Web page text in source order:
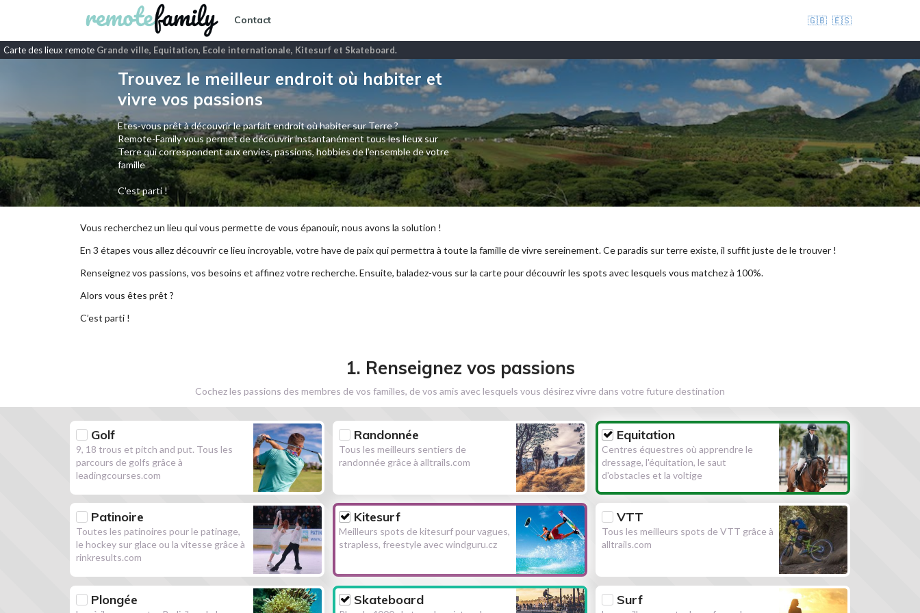
Contact 🇬🇧 🇪🇸
Carte des lieux remote Grande ville, Equitation, Ecole internationale, Kitesurf et Skateboard.
Trouvez le meilleur endroit où habiter et
vivre vos passions
Etes-vous prêt à découvrir le parfait endroit où habiter sur Terre ?
Remote-Family vous permet de découvrir instantanément tous les lieux sur
Terre qui correspondent aux envies, passions, hobbies de l’ensemble de votre
famille
C'est parti !
Vous recherchez un lieu qui vous permette de vous épanouir, nous avons la solution !
En 3 étapes vous allez découvrir ce lieu incroyable, votre have de paix qui permettra à toute la famille de vivre sereinement. Ce paradis sur terre existe, il suffit juste de le trouver !
Renseignez vos passions, vos besoins et affinez votre recherche. Ensuite, baladez-vous sur la carte pour découvrir les spots avec lesquels vous matchez à 100%.
Alors vous êtes prêt ?
C’est parti !
1. Renseignez vos passions
Cochez les passions des membres de vos familles, de vos amis avec lesquels vous désirez vivre dans votre future destination
Golf
9, 18 trous et pitch and put. Tous les
parcours de golfs grâce à
leadingcourses.com
Randonnée
Tous les meilleurs sentiers de
randonnée grâce à alltrails.com
Equitation
Centres équestres où apprendre le
dressage, l'équitation, le saut
d'obstacles et la voltige
Patinoire
Toutes les patinoires pour le patinage,
le hockey sur glace ou la vitesse grâce à
rinkresults.com
Kitesurf
Meilleurs spots de kitesurf pour vagues,
strapless, freestyle avec windguru.cz
VTT
Tous les meilleurs spots de VTT grâce à
alltrails.com
Plongée Skateboard Surf